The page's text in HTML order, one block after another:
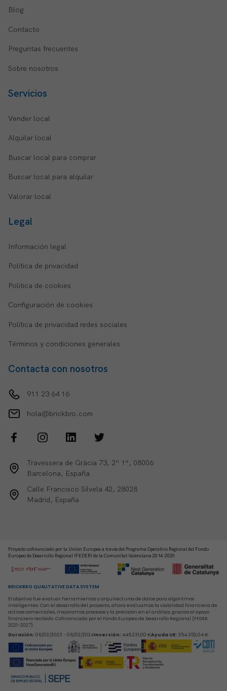
Blog
Contacto
Preguntas frecuentes
Sobre nosotros
Servicios
Vender local
Alquilar local
Buscar local para comprar
Buscar local para alquilar
Valorar local
Legal
Información legal
Política de privacidad
Politica de cookies
Configuración de cookies
Política de privacidad redes sociales
Términos y condiciones generales
Contacta con nosotros
911 23 64 16
hola@brickbro.com
Travessera de Gràcia 73, 2º 1ª, 08006
Barcelona, España
Calle Francisco Silvela 42, 28028
Madrid, España
Proyecto cofinanciado por la Unión Europea a través del Programa Operativo Regional del Fondo
Europeo de Desarrollo Regional (FEDER) de la Comunitat Valenciana 2014-2020
BRICKBRO QUALITATIVE DATA SYSTEM
El objetivo fue evaluar herramientas y arquitecturas de datos para algoritmos
inteligentes. Con el desarrollo del proyecto, ahora evaluamos la viabilidad financiera de
activos comerciales, mejoramos procesos y la precisión en el análisis, gracias al apoyo
financiero recibido. Cofinanciada por el Fondo Europeo de Desarrollo Regional (FEDER
2021-2027).
Duración:06/02/2023 - 06/02/2024Inversión:446.231,00 €Ayuda UE: 354.352,04 €